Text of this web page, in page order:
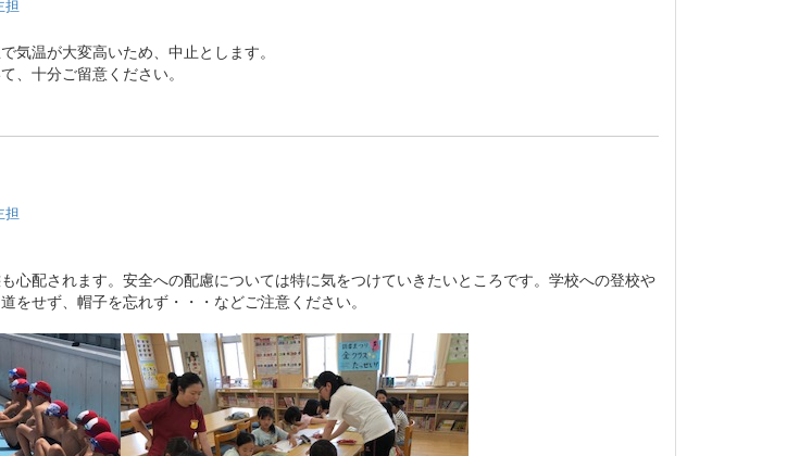
担
気温が大変高いため、中止とします。
、十分ご留意ください。
担
心配されます。安全への配慮については特に気をつけていきたいところです。学校への登校や
をせず、帽子を忘れず・・・などご注意ください。